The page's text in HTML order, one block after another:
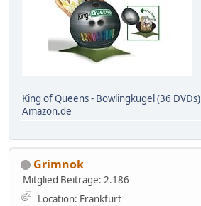
King of Queens - Bowlingkugel (36 DVDs)
Amazon.de
Grimnok
Mitglied Beiträge: 2.186
Location: Frankfurt